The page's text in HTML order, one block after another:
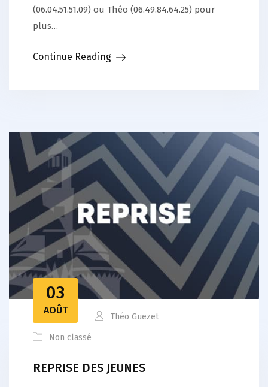
(06.04.51.51.09) ou Théo (06.49.84.64.25) pour
plus…
Continue Reading
03
AOÛT
Théo Guezet
Non classé
REPRISE DES JEUNES